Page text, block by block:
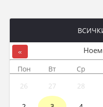
«
Пон Вт Ср
26
27 28